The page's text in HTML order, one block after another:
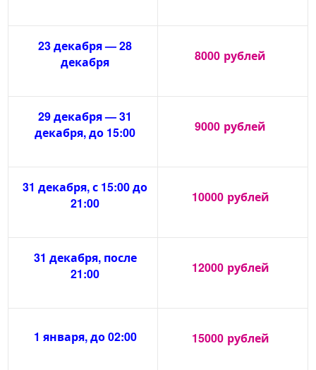
23 декабря — 28
декабря
8000 рублей
29 декабря — 31
декабря, до 15:00
9000 рублей
31 декабря, с 15:00 до
21:00
10000 рублей
31 декабря, после
21:00
12000 рублей
1 января, до 02:00 15000 рублей